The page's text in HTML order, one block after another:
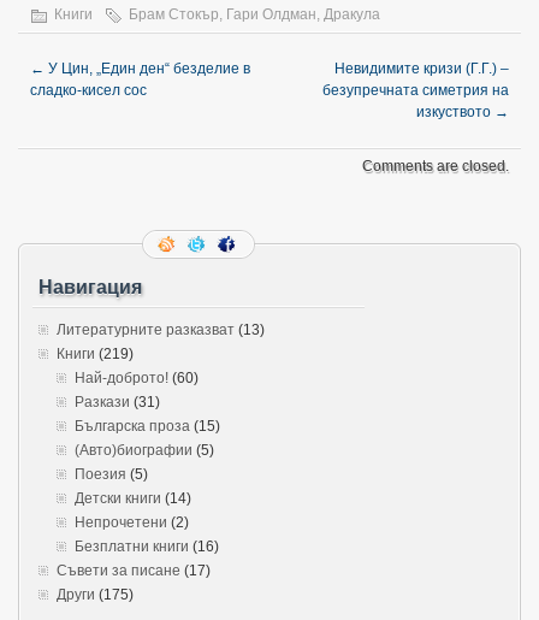
Книги Брам Стокър, Гари Олдман, Дракула
← У Цин, „Един ден“ безделие в
сладко-кисел сос
Невидимите кризи (Г.Г.) –
безупречната симетрия на
изкуството →
Comments are closed.
Навигация
Литературните разказват (13)
Книги (219)
Най-доброто! (60)
Разкази (31)
Българска проза (15)
(Авто)биографии (5)
Поезия (5)
Детски книги (14)
Непрочетени (2)
Безплатни книги (16)
Съвети за писане (17)
Други (175)